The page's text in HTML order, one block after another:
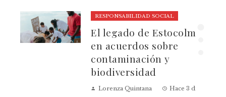
RESPONSABILIDAD SOCIAL
El legado de Estocolmo
en acuerdos sobre
contaminación y
biodiversidad
Lorenza Quintana Hace 3 días